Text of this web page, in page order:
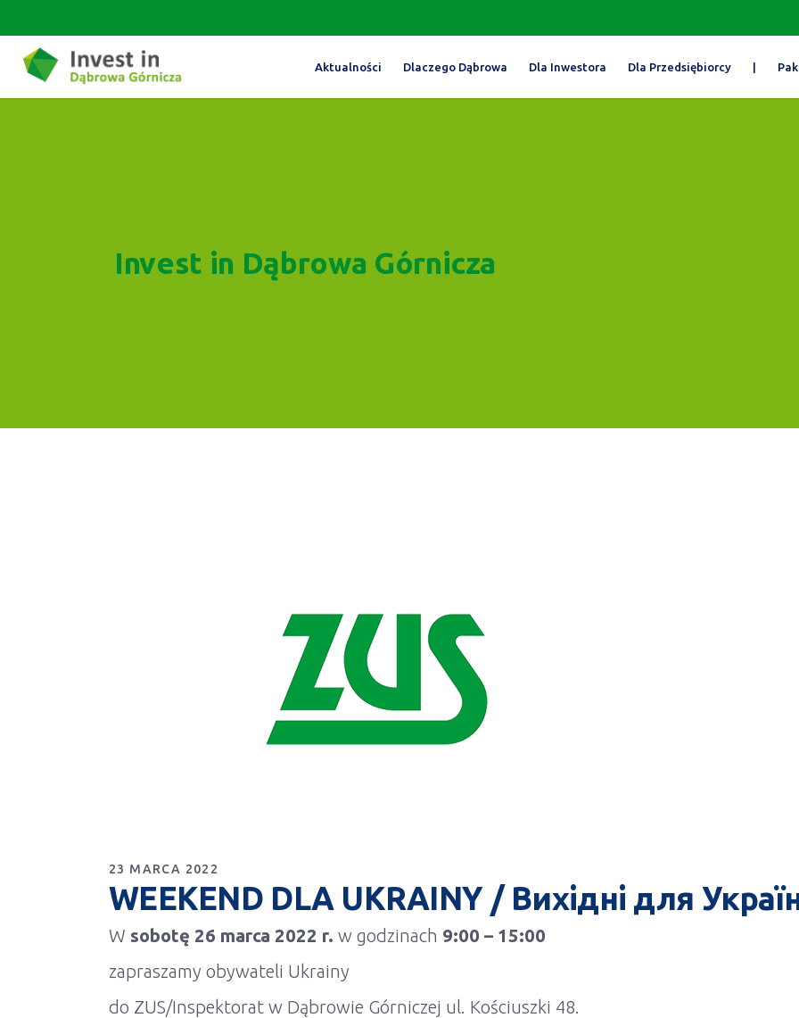
Aktualności Dlaczego Dąbrowa Dla Inwestora Dla Przedsiębiorcy |
Invest in Dąbrowa Górnicza
23 MARCA 2022
WEEKEND DLA UKRAINY / Вихідні для
W sobotę 26 marca 2022 r. w godzinach 9:00 – 15:00
zapraszamy obywateli Ukrainy
do ZUS/Inspektorat w Dąbrowie Górniczej ul. Kościuszki 48.